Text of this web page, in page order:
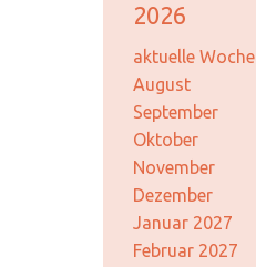
2026
aktuelle Woche
August
September
Oktober
November
Dezember
Januar 2027
Februar 2027